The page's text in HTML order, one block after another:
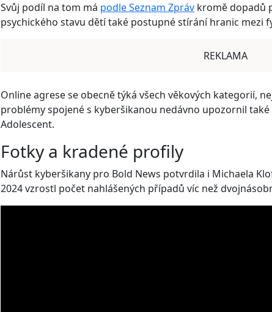
Svůj podíl na tom má podle Seznam Zpráv kromě dopadů
psychického stavu dětí také postupné stírání hranic mezi
REKLAMA
Online agrese se obecně týká všech věkových kategorií,
problémy spojené s kyberšikanou nedávno upozornil
Adolescent.
Fotky a kradené profily
Nárůst kyberšikany pro Bold News potvrdila i Michaela
2024 vzrostl počet nahlášených případů víc než